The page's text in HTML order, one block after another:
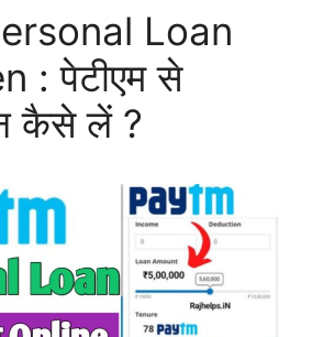
Loan
: पेटीएम से
कैसे लें ?